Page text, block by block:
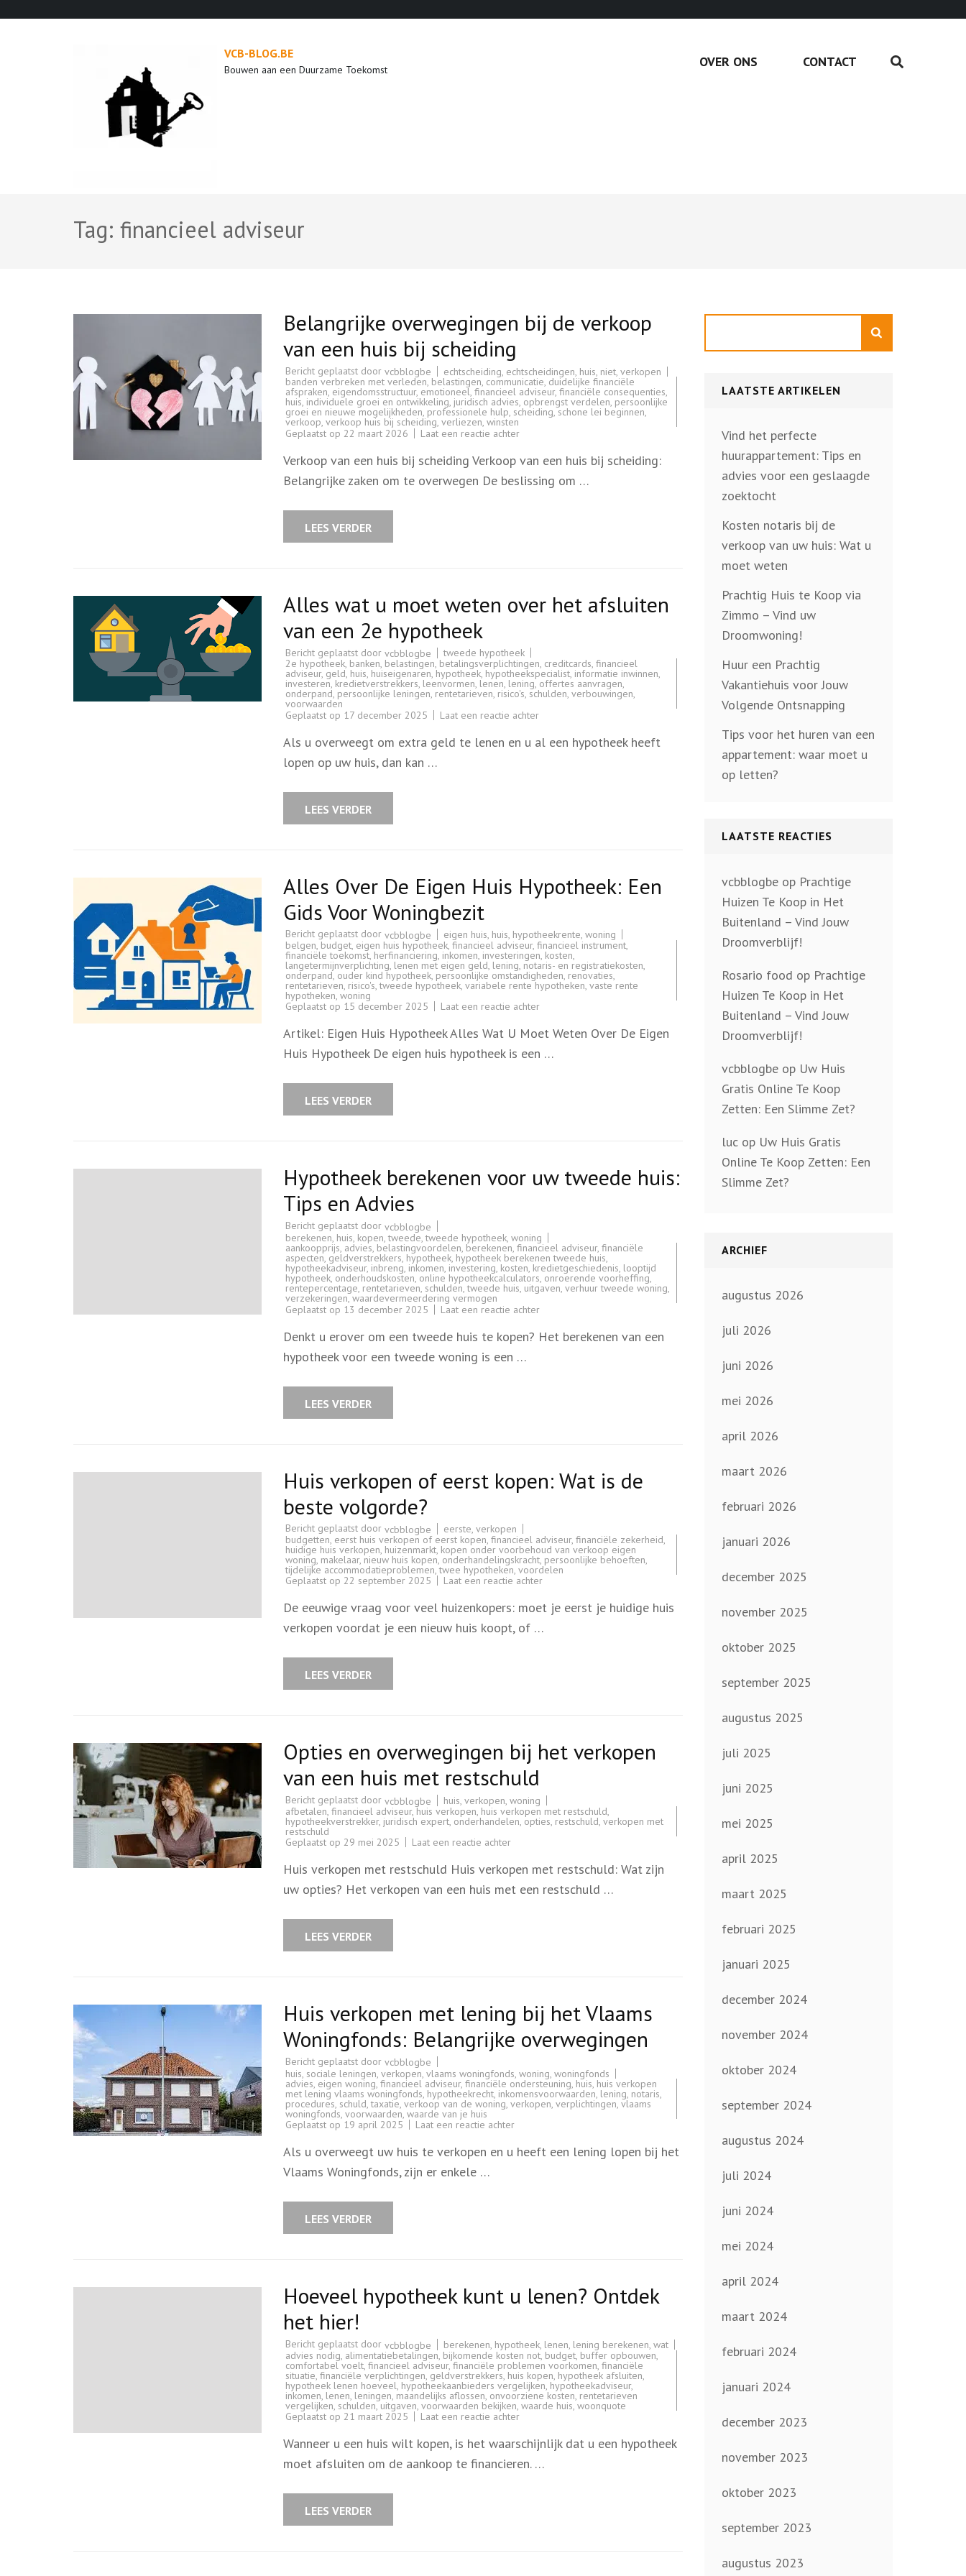
VCB-BLOG.BE
Bouwen aan een Duurzame Toekomst OVER ONS CONTACT
Tag: financieel adviseur
Belangrijke overwegingen bij de verkoop
van een huis bij scheiding
Bericht geplaatst door vcbblogbe echtscheiding echtscheidingen huis niet verkopen
banden verbreken met verleden, belastingen, communicatie, duidelijke financiële
afspraken, eigendomsstructuur, emotioneel, financieel adviseur, financiële consequenties,
huis, individuele groei en ontwikkeling, juridisch advies, opbrengst verdelen, persoonlijke
groei en nieuwe mogelijkheden, professionele hulp, scheiding,schone lei beginnen,
verkoop, verkoop huis bij scheiding, verliezen, winsten
Geplaatst op 22 maart 2026 Laat een reactie achterop
bij
verkoop
Verkoop van een huis bij scheiding Verkoop van een huis bij scheiding:
Belangrijke zaken om te overwegen De beslissing om …
LEES VERDER
Alles wat u moet weten over het afsluiten
van een 2e hypotheek
Bericht geplaatst door vcbblogbe
tweede hypotheek
2e hypotheek, banken, belastingen, betalingsverplichtingen, creditcards, financieel
adviseur, geld, huis, huiseigenaren, hypotheek, hypotheekspecialist, informatie inwinnen,
investeren, kredietverstrekkers, leenvormen, lenen, lening, offertes aanvragen,
onderpand, persoonlijke leningen, rentetarieven, risico's, schulden, verbouwingen,
voorwaarden
Geplaatst op 17 december 2025 Laat een reactie achterop
u
Als u overweegt om extra geld te lenen en u al een hypotheek heeft
lopen op uw huis, dan kan …
LEES VERDER
Alles Over De Eigen Huis Hypotheek: Een
Gids Voor Woningbezit
Bericht geplaatst door vcbblogbe eigen huis, huis, hypotheekrente, woning
belgen, budget, eigen huis hypotheek, financieel adviseur, financieel instrument,
financiële toekomst, herfinanciering, inkomen, investeringen, kosten,
langetermijnverplichting, lenen met eigen geld, lening, notaris- en registratiekosten,
onderpand, ouder kind hypotheek, persoonlijke omstandigheden, renovaties,
rentetarieven, risico's,tweede hypotheek, variabele rente hypotheken, vaste rente
hypotheken, woning
Geplaatst op 15 december 2025 Laat een reactie achterop
De
Huis
Artikel: Eigen Huis Hypotheek Alles Wat U Moet Weten Over De Eigen
Huis Hypotheek De eigen huis hypotheek is een …
LEES VERDER
Hypotheek berekenen voor uw tweede huis:
Tips en Advies
Bericht geplaatst door vcbblogbe
berekenen, huis, kopen,tweede,tweede hypotheek, woning
aankoopprijs, advies, belastingvoordelen, berekenen, financieel adviseur, financiële
aspecten, geldverstrekkers, hypotheek, hypotheek berekenen tweede huis,
hypotheekadviseur, inbreng, inkomen, investering, kosten, kredietgeschiedenis, looptijd
hypotheek, onderhoudskosten, online hypotheekcalculators, onroerende voorheffing,
rentepercentage, rentetarieven, schulden,tweede huis, uitgaven, verhuur tweede woning,
verzekeringen,waardevermeerdering vermogen
Geplaatst op 13 december 2025 Laat een reactie achterop
voor
Denkt u erover om een tweede huis te kopen? Het berekenen van een
hypotheek voor een tweede woning is een …
LEES VERDER
Huis verkopen of eerst kopen: Wat is de
beste volgorde?
Bericht geplaatst door vcbblogbe eerste, verkopen
budgetten, eerst huis verkopen of eerst kopen, financieel adviseur, financiële zekerheid,
huidige huis verkopen, huizenmarkt, kopen onder voorbehoud van verkoop eigen
woning, makelaar, nieuw huis kopen, onderhandelingskracht, persoonlijke behoeften,
tijdelijke accommodatieproblemen,twee hypotheken, voordelen
Geplaatst op 22 september 2025 Laat een reactie achterop
of
kopen:
De eeuwige vraag voor veel huizenkopers: moet je eerst je huidige huis
verkopen voordat je een nieuw huis koopt, of …
LEES VERDER
Opties en overwegingen bij het verkopen
van een huis met restschuld
Bericht geplaatst door vcbblogbe huis, verkopen, woning
afbetalen financieel adviseur,huis verkopen huis verkopen met restschuld
hypotheekverstrekker, juridisch expert onderhandelen opties restschuld verkopen met
restschuld
Geplaatst op 29 mei 2025 Laat een reactie achterop
overwegingen
het
Huis verkopen met restschuld Huis verkopen met restschuld: Wat zijn
uw opties? Het verkopen van een huis met een restschuld …
LEES VERDER
Huis verkopen met lening bij het Vlaams
Woningfonds: Belangrijke overwegingen
Bericht geplaatst door vcbblogbe
huis, sociale leningen, verkopen, vlaams woningfonds, woning, woningfonds
advies, eigen woning, financieel adviseur, financiële ondersteuning, huis, huis verkopen
met lening vlaams woningfonds, hypotheekrecht, inkomensvoorwaarden, lening, notaris,
procedures, schuld,taxatie, verkoop van de woning, verkopen, verplichtingen, vlaams
woningfonds, voorwaarden, waarde van je huis
Geplaatst op 19 april 2025 Laat een reactie achterop
met
Als u overweegt uw huis te verkopen en u heeft een lening lopen bij het
Vlaams Woningfonds, zijn er enkele …
LEES VERDER
Hoeveel hypotheek kunt u lenen? Ontdek
het hier!
Bericht geplaatst door vcbblogbe berekenen, hypotheek, lenen, lening berekenen, wat
advies nodig alimentatiebetalingen bijkomende kosten not budget buffer opbouwen
comfortabel voelt financieel adviseur,financiële problemen voorkomen financiële
situatie financiële verplichtingen geldverstrekkers huis kopen hypotheek afsluiten
hypotheek lenen hoeveel hypotheekaanbieders vergelijken hypotheekadviseur,
inkomen lenen leningen maandelijks aflossen onvoorziene kosten rentetarieven
vergelijken schulden,uitgaven voorwaarden bekijken waarde huis woonquote
Geplaatst op 21 maart 2025 Laat een reactie achterop
kunt
lenen?
Wanneer u een huis wilt kopen, is het waarschijnlijk dat u een hypotheek
moet afsluiten om de aankoop te financieren. …
LEES VERDER
LAATSTE ARTIKELEN
Vind het perfecte
huurappartement: Tips en
advies voor een geslaagde
zoektocht
Kosten notaris bij de
verkoop van uw huis: Wat u
moet weten
Prachtig Huis te Koop via
Zimmo – Vind uw
Droomwoning!
Huur een Prachtig
Vakantiehuis voor Jouw
Volgende Ontsnapping
Tips voor het huren van een
appartement: waar moet u
op letten?
LAATSTE REACTIES
vcbblogbeop Prachtige
Huizen Te Koop in Het
Buitenland – Vind Jouw
Droomverblijf!
Rosario food op Prachtige
Huizen Te Koop in Het
Buitenland – Vind Jouw
Droomverblijf!
vcbblogbeop Uw Huis
Gratis Online Te Koop
Zetten: Een Slimme Zet?
lucop Uw Huis Gratis
Online Te Koop Zetten: Een
Slimme Zet?
ARCHIEF
augustus 2026
juli 2026
juni 2026
mei 2026
april 2026
maart 2026
februari 2026
januari 2026
december 2025
november 2025
oktober 2025
september 2025
augustus 2025
juli 2025
juni 2025
mei 2025
april 2025
maart 2025
februari 2025
januari 2025
december 2024
november 2024
oktober 2024
september 2024
augustus 2024
juli 2024
juni 2024
mei 2024
april 2024
maart 2024
februari 2024
januari 2024
december 2023
november 2023
oktober 2023
september 2023
augustus 2023